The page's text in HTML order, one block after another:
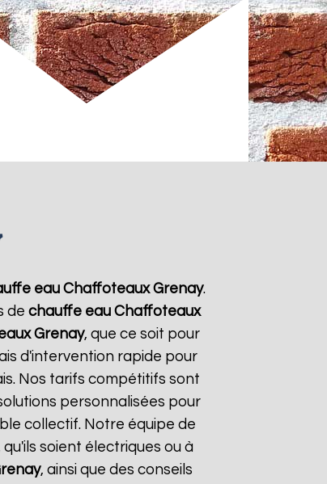
eau Chaffoteaux Grenay.
de chauffe eau Chaffoteaux
Grenay, que ce soit pour
d'intervention rapide pour
Nos tarifs compétitifs sont
personnalisées pour
collectif. Notre équipe de
qu'ils soient électriques ou à
, ainsi que des conseils